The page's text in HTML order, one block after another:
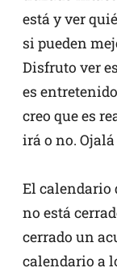
está y ver
si pueden
Disfruto ver
es
creo que es
irá o no.
El calendario
no está
cerrado un
calendario a